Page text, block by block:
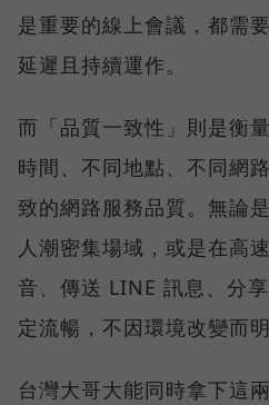
是重要的線上會議，都需
延遲且持續運作。
而「品質一致性」則是衡
時間、不同地點、不同網
致的網路服務品質。無論
人潮密集場域，或是在高
音、傳送 LINE 訊息、分
定流暢，不因環境改變而明
台灣大哥大能同時拿下這